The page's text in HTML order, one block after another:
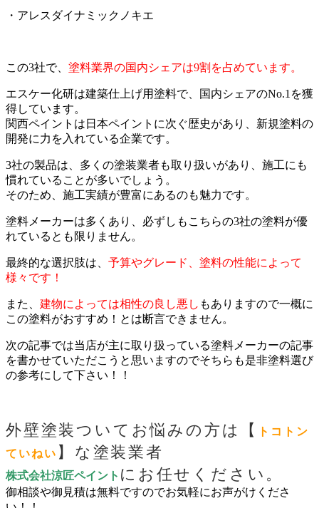
・アレスダイナミックノキエ
この3社で、 塗料業界の国内シェアは9割を占めています。
エスケー化研は建築仕上げ用塗料で、国内シェアのNo.1を獲
得しています。
関西ペイントは日本ペイントに次ぐ歴史があり、新規塗料の
開発に力を入れている企業です。
3社の製品は、多くの塗装業者も取り扱いがあり、施工にも
慣れていることが多いでしょう。
そのため、施工実績が豊富にあるのも魅力です。
塗料メーカーは多くあり、必ずしもこちらの3社の塗料が優
れているとも限りません。
最終的な選択肢は、 予算やグレード、塗料の性能によって
様々です！
また、 建物によっては相性の良し悪し もありますので一概に
この塗料がおすすめ！とは断言できません。
次の記事では当店が主に取り扱っている塗料メーカーの記事
を書かせていただこうと思いますのでそちらも是非塗料選び
の参考にして下さい！！
外壁塗装ついてお悩みの方は【
トコトン
ていねい 】な塗装業者
株式会社涼匠ペイント にお任せください。
御相談や御見積は無料ですのでお気軽にお声がけくださ